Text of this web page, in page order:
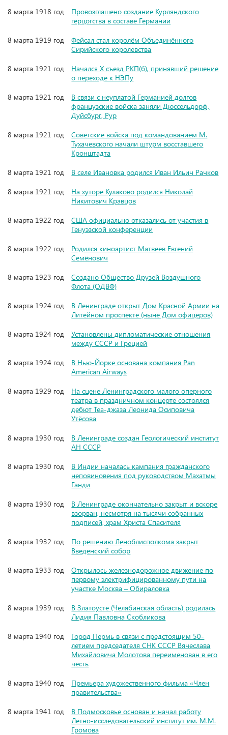
8 марта 1918 год
Провозглашено создание Курляндского
герцогства в составе Германии
8 марта 1919 год
Фейсал стал королём Объединённого
Сирийского королевства
8 марта 1921 год
Начался X съезд РКП(б), принявший решение
о переходе к НЭПу
8 марта 1921 год
В связи с неуплатой Германией долгов
французские войска заняли Дюссельдорф,
Дуйсбург, Рур
8 марта 1921 год
Советские войска под командованием М.
Тухачевского начали штурм восставшего
Кронштадта
8 марта 1921 год
В селе Ивановка родился Иван Ильич Рачков
8 марта 1921 год
На хуторе Кулаково родился Николай
Никитович Кравцов
8 марта 1922 год
США официально отказались от участия в
Генуэзской конференции
8 марта 1922 год
Родился киноартист Матвеев Евгений
Семёнович
8 марта 1923 год
Создано Общество Друзей Воздушного
Флота (ОДВФ)
8 марта 1924 год
В Ленинграде открыт Дом Красной Армии на
Литейном проспекте (ныне Дом офицеров)
8 марта 1924 год
Установлены дипломатические отношения
между СССР и Грецией
8 марта 1924 год
В Нью-Йорке основана компания Pan
American Airways
8 марта 1929 год
На сцене Ленинградского малого оперного
театра в праздничном концерте состоялся
дебют Теа-джаза Леонида Осиповича
Утёсова
8 марта 1930 год
В Ленинграде создан Геологический институт
АН СССР
8 марта 1930 год
В Индии началась кампания гражданского
неповиновения под руководством Махатмы
Ганди
8 марта 1930 год
В Ленинграде окончательно закрыт и вскоре
взорван, несмотря на тысячи собранных
подписей, храм Христа Спасителя
8 марта 1932 год
По решению Леноблисполкома закрыт
Введенский собор
8 марта 1933 год
Открылось железнодорожное движение по
первому электрифицированному пути на
участке Москва – Обираловка
8 марта 1939 год
В Златоусте (Челябинская область) родилась
Лидия Павловна Скобликова
8 марта 1940 год
Город Пермь в связи с предстоящим 50-
летием председателя СНК СССР Вячеслава
Михайловича Молотова переименован в его
честь
8 марта 1940 год
Премьера художественного фильма «Член
правительства»
8 марта 1941 год
В Подмосковье основан и начал работу
Лётно-исследовательский институт им. М.М.
Громова